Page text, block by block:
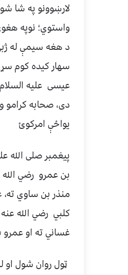
لارښوونو په شا
واستوي؛ نوپه
د هغه سيمې له
سهار کيده کوم
عيسى عليه
دى، صحابه کرامو
يواځې امرکوئ
پيغمبر صلی الله
بن عمرو رضي
منذر بن ساوي ته،
کلبي رضي الله
غساني ته او
ټول روان شول او